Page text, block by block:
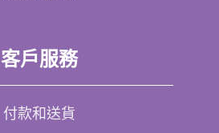
客戶服務
付款和送貨